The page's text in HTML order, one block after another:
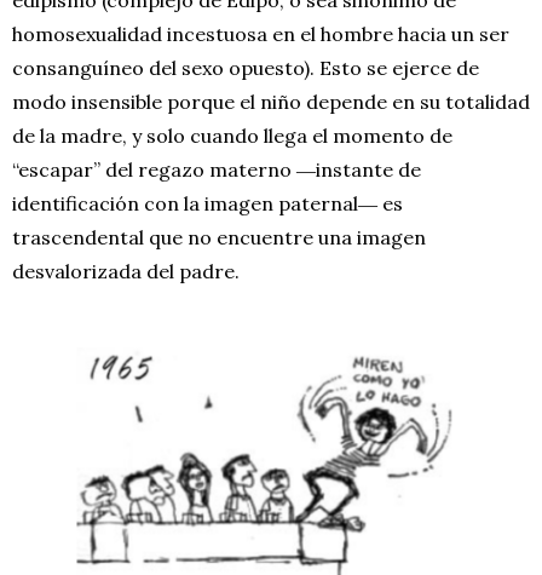
homosexualidad incestuosa en el hombre hacia un ser
consanguíneo del sexo opuesto). Esto se ejerce de
modo insensible porque el niño depende en su totalidad
de la madre, y solo cuando llega el momento de
“escapar” del regazo materno ―instante de
identificación con la imagen paternal― es
trascendental que no encuentre una imagen
desvalorizada del padre.